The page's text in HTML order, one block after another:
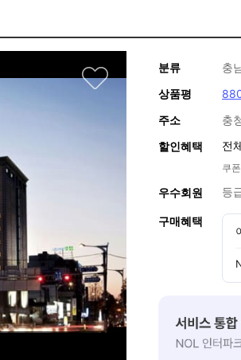
분류 충
상품평
주소
충
할인혜택 전
쿠
우수회원 등
구매혜택